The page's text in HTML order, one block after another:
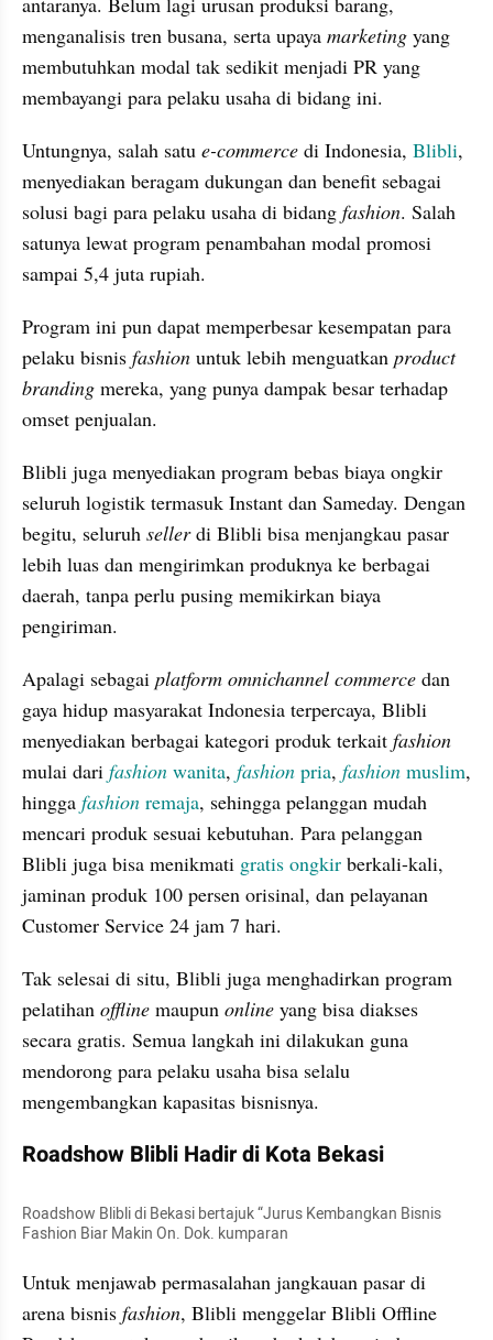
menganalisis tren busana, serta upaya marketing yang
membutuhkan modal tak sedikit menjadi PR yang
membayangi para pelaku usaha di bidang ini.
Untungnya, salah satu e-commerce di Indonesia, Blibli,
menyediakan beragam dukungan dan benefit sebagai
solusi bagi para pelaku usaha di bidang fashion. Salah
satunya lewat program penambahan modal promosi
sampai 5,4 juta rupiah.
Program ini pun dapat memperbesar kesempatan para
pelaku bisnis fashion untuk lebih menguatkan product
branding mereka, yang punya dampak besar terhadap
omset penjualan.
Blibli juga menyediakan program bebas biaya ongkir
seluruh logistik termasuk Instant dan Sameday. Dengan
begitu, seluruh seller di Blibli bisa menjangkau pasar
lebih luas dan mengirimkan produknya ke berbagai
daerah, tanpa perlu pusing memikirkan biaya
pengiriman.
Apalagi sebagai platform omnichannel commerce dan
gaya hidup masyarakat Indonesia terpercaya, Blibli
menyediakan berbagai kategori produk terkait fashion
mulai dari fashion wanita, fashion pria, fashion muslim,
hingga fashion remaja, sehingga pelanggan mudah
mencari produk sesuai kebutuhan. Para pelanggan
Blibli juga bisa menikmati gratis ongkir berkali-kali,
jaminan produk 100 persen orisinal, dan pelayanan
Customer Service 24 jam 7 hari.
Tak selesai di situ, Blibli juga menghadirkan program
pelatihan offline maupun online yang bisa diakses
secara gratis. Semua langkah ini dilakukan guna
mendorong para pelaku usaha bisa selalu
mengembangkan kapasitas bisnisnya.
Roadshow Blibli Hadir di Kota Bekasi
Roadshow Blibli di Bekasi bertajuk “Jurus Kembangkan Bisnis
Fashion Biar Makin On. Dok. kumparan
Untuk menjawab permasalahan jangkauan pasar di
arena bisnis fashion, Blibli menggelar Blibli Offline